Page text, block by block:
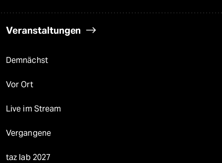
Veranstaltungen
Demnächst
Vor Ort
Live im Stream
Vergangene
taz lab 2027